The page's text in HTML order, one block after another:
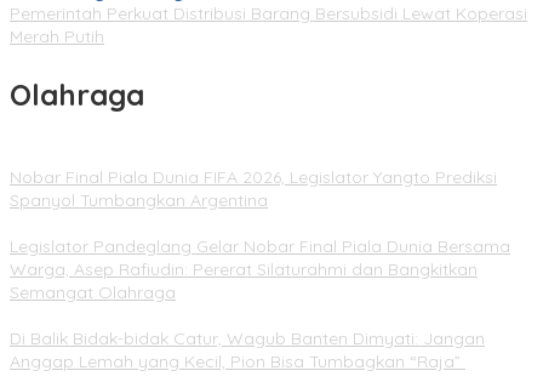
Pemerintah Perkuat Distribusi Barang Bersubsidi Lewat Koperasi
Merah Putih
Olahraga
Nobar Final Piala Dunia FIFA 2026, Legislator Yangto Prediksi
Spanyol Tumbangkan Argentina
Legislator Pandeglang Gelar Nobar Final Piala Dunia Bersama
Warga, Asep Rafiudin: Pererat Silaturahmi dan Bangkitkan
Semangat Olahraga
Di Balik Bidak-bidak Catur, Wagub Banten Dimyati: Jangan
Anggap Lemah yang Kecil, Pion Bisa Tumbagkan “Raja”